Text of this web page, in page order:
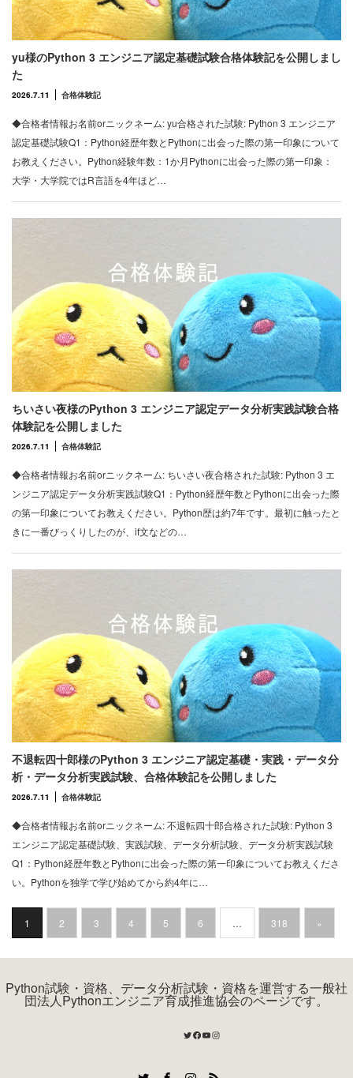
yu様のPython 3 エンジニア認定基礎試験合格体験記を公開しまし
た
2026.7.11 合格体験記
◆合格者情報お名前orニックネーム: yu合格された試験: Python 3 エンジニア
認定基礎試験Q1：Python経歴年数とPythonに出会った際の第一印象について
お教えください。Python経験年数：1か月Pythonに出会った際の第一印象：
大学・大学院ではR言語を4年ほど…
ちいさい夜様のPython 3 エンジニア認定データ分析実践試験合格
体験記を公開しました
2026.7.11 合格体験記
◆合格者情報お名前orニックネーム: ちいさい夜合格された試験: Python 3 エ
ンジニア認定データ分析実践試験Q1：Python経歴年数とPythonに出会った際
の第一印象についてお教えください。Python歴は約7年です。最初に触ったと
きに一番びっくりしたのが、if文などの…
不退転四十郎様のPython 3 エンジニア認定基礎・実践・データ分
析・データ分析実践試験、合格体験記を公開しました
2026.7.11 合格体験記
◆合格者情報お名前orニックネーム: 不退転四十郎合格された試験: Python 3
エンジニア認定基礎試験、実践試験、データ分析試験、データ分析実践試験
Q1：Python経歴年数とPythonに出会った際の第一印象についてお教えくださ
い。Pythonを独学で学び始めてから約4年に…
1 2 3 4 5 6 … 318 »
Python試験・資格、データ分析試験・資格を運営する一般社
団法人Pythonエンジニア育成推進協会のページです。
Twitter
Facebook
YouTube
Instagram
RSS